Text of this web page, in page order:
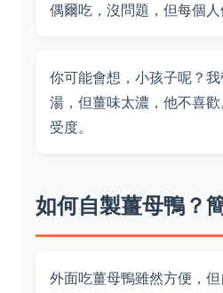
偶爾吃，沒問題，但每個人
你可能會想，小孩子呢？
湯，但薑味太濃，他不喜
受度。
如何自製薑母鴨？
外面吃薑母鴨雖然方便，